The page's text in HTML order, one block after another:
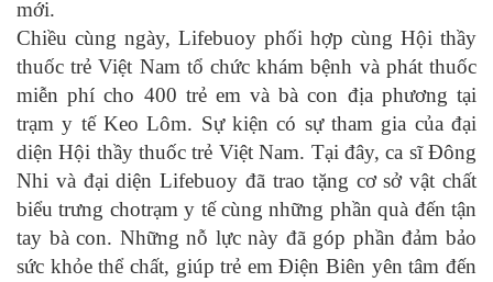
mới.
Chiều cùng ngày, Lifebuoy phối hợp cùng Hội thầy
thuốc trẻ Việt Nam tổ chức khám bệnh và phát thuốc
miễn phí cho 400 trẻ em và bà con địa phương tại
trạm y tế Keo Lôm. Sự kiện có sự tham gia của đại
diện Hội thầy thuốc trẻ Việt Nam. Tại đây, ca sĩ Đông
Nhi và đại diện Lifebuoy đã trao tặng cơ sở vật chất
biểu trưng chotrạm y tế cùng những phần quà đến tận
tay bà con. Những nỗ lực này đã góp phần đảm bảo
sức khỏe thể chất, giúp trẻ em Điện Biên yên tâm đến